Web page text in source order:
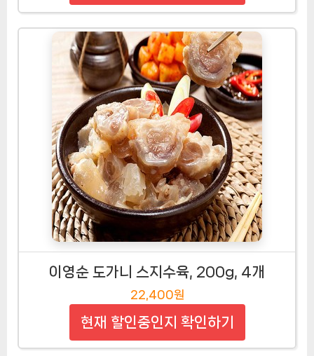
와프레쉬 냉장 1등급 한돈 뒷다리살 후지
5kg 찌개용 업소용 대용량 식당용, 1개
38,400원
현재 할인중인지 확인하기